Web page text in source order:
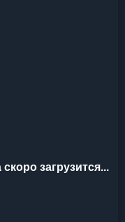
загрузится...